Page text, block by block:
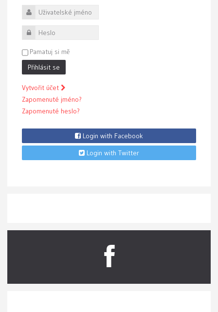
Uživatelské jméno
Heslo
Pamatuj si mě
Přihlásit se
Vytvořit účet
Zapomenuté jméno?
Zapomenuté heslo?
Login with Facebook
Login with Twitter